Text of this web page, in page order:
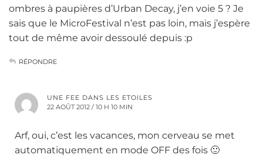
ombres à paupières d’Urban Decay, j’en voie 5 ? Je
sais que le MicroFestival n’est pas loin, mais j’espère
tout de même avoir dessoulé depuis :p
RÉPONDRE
UNE FEE DANS LES ETOILES
22 AOÛT 2012 / 10 H 10 MIN
Arf, oui, c’est les vacances, mon cerveau se met
automatiquement en mode OFF des fois 🙂